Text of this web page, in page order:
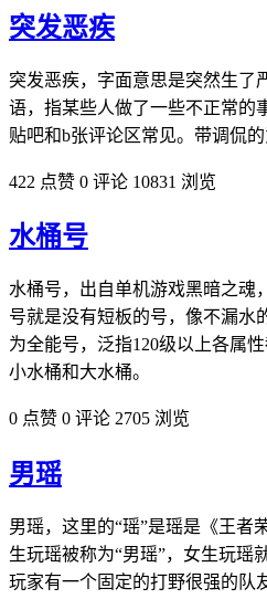
突发恶疾
突发恶疾，字面意思是突然生了
语，指某些人做了一些不正常的
贴吧和b张评论区常见。带调侃的
422 点赞 0 评论 10831 浏览
水桶号
水桶号，出自单机游戏黑暗之魂
号就是没有短板的号，像不漏水
为全能号，泛指120级以上各属
小水桶和大水桶。
0 点赞 0 评论 2705 浏览
男瑶
男瑶，这里的“瑶”是瑶是《王者
生玩瑶被称为“男瑶”，女生玩瑶
玩家有一个固定的打野很强的队